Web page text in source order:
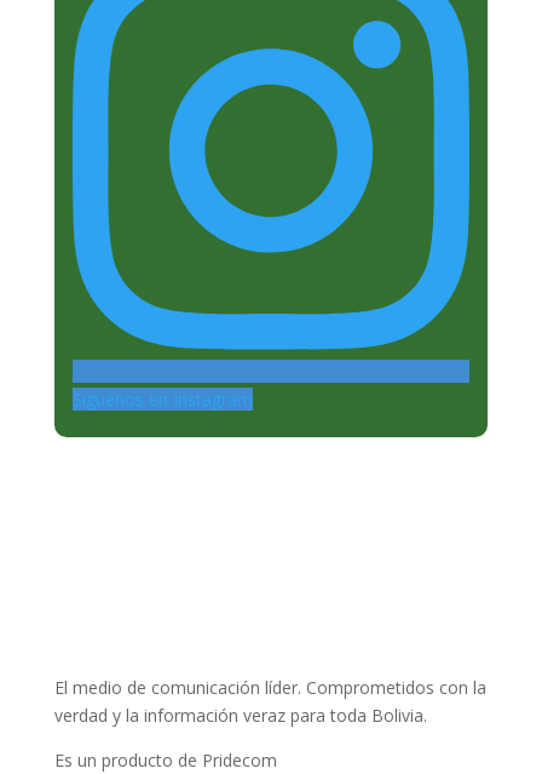
Siguenos en Instagram
El medio de comunicación líder. Comprometidos con la
verdad y la información veraz para toda Bolivia.
Es un producto de Pridecom